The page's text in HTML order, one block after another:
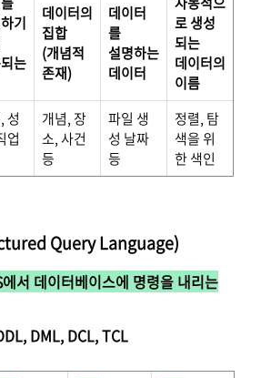
기
는
데이터의
집합
(개념적
존재)
데이터
를
설명하는
데이터
로 생성
되는
데이터의
이름
성
업
개념, 장
소, 사건
등
파일 생
성 날짜
등
정렬, 탐
색을 위
한 색인
Query Language)
서 데이터베이스에 명령을 내리는
DML, DCL, TCL